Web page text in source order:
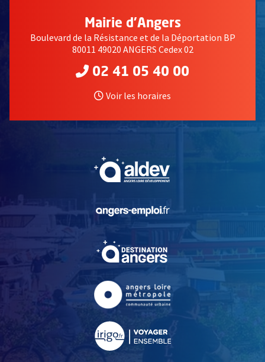
Mairie d'Angers
Boulevard de la Résistance et de la Déportation BP
80011 49020 ANGERS Cedex 02
02 41 05 40 00
Voir les horaires
, Ouvre une nouvelle
, Ouvre une nouvelle